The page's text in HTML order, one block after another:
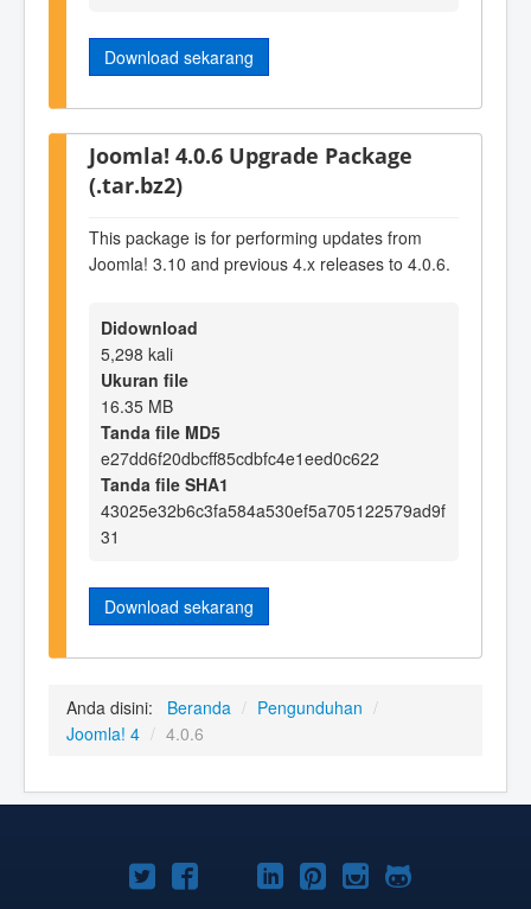
Download sekarang
Joomla! 4.0.6 Upgrade Package
(.tar.bz2)
This package is for performing updates from
Joomla! 3.10 and previous 4.x releases to 4.0.6.
Didownload
5,298 kali
Ukuran file
16.35 MB
Tanda file MD5
e27dd6f20dbcff85cdbfc4e1eed0c622
Tanda file SHA1
43025e32b6c3fa584a530ef5a705122579ad9f
31
Download sekarang
Anda disini: Beranda / Pengunduhan /
Joomla! 4 / 4.0.6
Joomla!Joomla!Joomla!
Joomla!Joomla!
Joomla!Joomla!